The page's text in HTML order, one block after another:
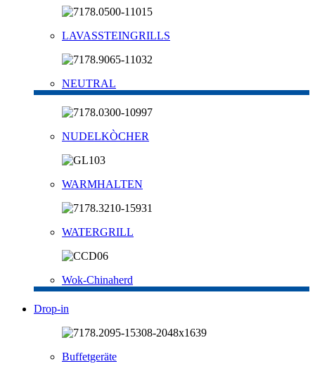
LAVASSTEINGRILLS
NEUTRAL
NUDELKÒCHER
WARMHALTEN
WATERGRILL
Wok-Chinaherd
Drop-in
Buffetgeräte